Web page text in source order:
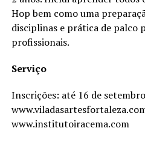
Hop bem como uma
disciplinas e prática de palco
profissionais.
Serviço
Inscrições: até 16 de
www.institutoiracema.com